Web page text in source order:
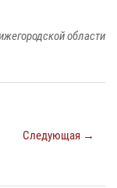
области
Следующая →